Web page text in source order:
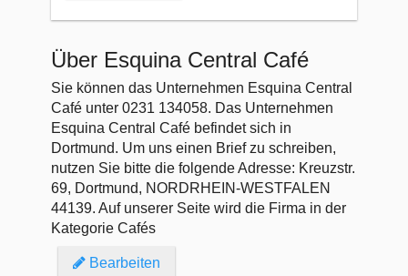
Über Esquina Central Café
Sie können das Unternehmen Esquina Central
Café unter 0231 134058. Das Unternehmen
Esquina Central Café befindet sich in
Dortmund. Um uns einen Brief zu schreiben,
nutzen Sie bitte die folgende Adresse: Kreuzstr.
69, Dortmund, NORDRHEIN-WESTFALEN
44139. Auf unserer Seite wird die Firma in der
Kategorie Cafés
Bearbeiten